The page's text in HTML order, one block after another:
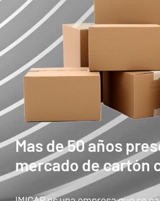
Mas de 50 años
mercado de cartón